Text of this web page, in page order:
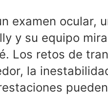
examen ocular,
y su equipo
Los retos de
la